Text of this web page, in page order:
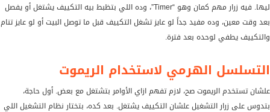
ليها. فيه زرار مهم كمان وهو “Timer”، وده اللي بتظبط بيه التكييف يشتغل أو يفصل
بعد وقت معين، وده مفيد جداً لو عايز تشغل التكييف قبل ما توصل البيت أو لو عايز تنام
والتكييف يطفي لوحده بعد فترة.
التسلسل الهرمي لاستخدام الريموت
علشان تستخدم الريموت صح، لازم تفهم ازاي الأوامر بتشتغل مع بعض. أول حاجة،
بتدوس على زرار التشغيل علشان التكييف يشتغل. بعد كده، بتختار نظام التشغيل اللي